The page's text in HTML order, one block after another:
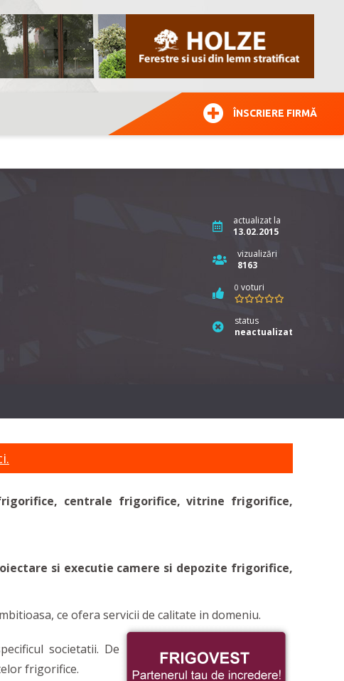
ÎNSCRIERE FIRMĂ
actualizat la
13.02.2015
vizualizări
8163
0 voturi
status
neactualizat
centrale frigorifice, vitrine frigorifice,
si executie camere si depozite frigorifice,
ce ofera servicii de calitate in domeniu.
societatii. De
frigorifice.